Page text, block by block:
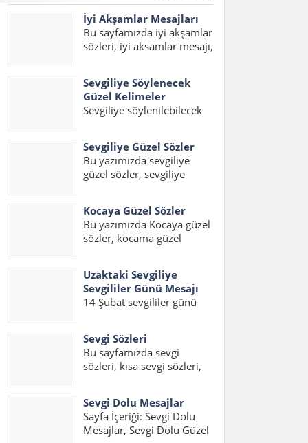
İyi Akşamlar Mesajları
Bu sayfamızda iyi akşamlar
sözleri, iyi aksamlar mesajı,
akşamlar mesajı, en güzel
iyi akşamlar mesajı
yazılarını bulabilirsiniz.
çocuk oyuna doymazmış....
Sevgiliye Söylenecek
Güzel Kelimeler
Sevgiliye söylenilebilecek
içerisinde sevgiliye
söylenecek en güzel
kelimeler, erkek sevgiliye
sevgiliye söylenecek güzel
aşk kelimelerini
okuyabilirsiniz. Sevgiliye
Söylenecek En Güzel...
Sevgiliye Güzel Sözler
Bu yazımızda sevgiliye
güzel sözler, sevgiliye
sözler kısa, sevgiliye kısa
sözler, sevgiliye aşk sözleri
konulu bir yazı hazırladık.
sözler,sevgiliye güzel...
Kocaya Güzel Sözler
Bu yazımızda Kocaya güzel
sözler, kocama güzel
güzel mesajlar, kocama
mesaj konuları üzerinde bir
sayfa hazırladık. İnsanların
birisidir iyi...
Uzaktaki Sevgiliye
Sevgililer Günü Mesajı
14 Şubat sevgililer günü
sevgililer günü mesajları
hazırladık. Gurbetteki
Sevgiliye Sevgililer Günü
Sevgililer Günü Mesajı Kısa
ve Uzaktaki Sevgiliye
Sevgililer Günü...
Sevgi Sözleri
Bu sayfamızda sevgi
sözleri, kısa sevgi sözleri,
sevgi sözcükleri ile ilgili
yazıları bulabilirsiniz.
Sevgili varsa, aşk varsa
Sevgi Dolu Mesajlar
Sayfa İçeriği: Sevgi Dolu
Mesajlar, Sevgi Dolu Güzel